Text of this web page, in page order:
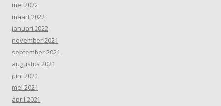
mei 2022
maart 2022
januari 2022
november 2021
september 2021
augustus 2021
juni 2021
mei 2021
april 2021